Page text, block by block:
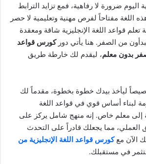
اليوم ضرورة لا رفاهية، فمع تزايد الترابط
اللغة مفتاحاً لفرص مهنية وتعليمية لا حصر
تعلم قواعد اللغة الإنجليزية شاقة ومعقدة
من الصفر. هنا يأتي دوركورس قواعد
بدون معلم، ليقدم لك خارطة طريق
ليأخذ بيدك خطوة بخطوة، مقدماً لك
لبناء أساس قوي في قواعد اللغة
إلى معلم خاص. إنه منهج شامل يركز على
العملي، مما يجعلك قادراً على التحدث
الآن معكورس قواعد اللغة الإنجليزية من
في مستقبلك.